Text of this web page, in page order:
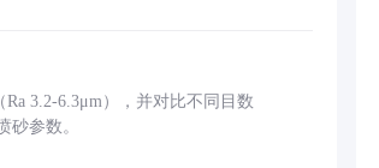
3.2-6.3μm），并对比不同目数
砂参数。